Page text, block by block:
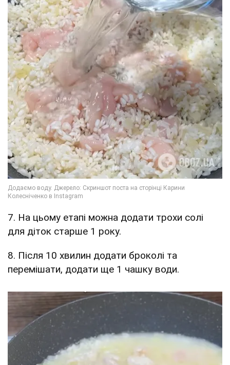
7. На цьому етапі можна додати трохи солі
для діток старше 1 року.
8. Після 10 хвилин додати броколі та
перемішати, додати ще 1 чашку води.